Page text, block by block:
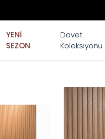
YENİ
SEZON
Davet
Koleksiyonu